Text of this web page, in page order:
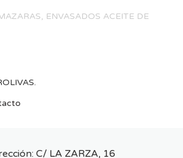
ENVASADOS ACEITE DE
C/ LA ZARZA, 16